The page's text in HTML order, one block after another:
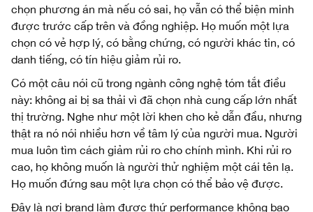
chọn phương án mà nếu có sai, họ vẫn có thể biện minh
được trước cấp trên và đồng nghiệp. Họ muốn một lựa
chọn có vẻ hợp lý, có bằng chứng, có người khác tin, có
danh tiếng, có tín hiệu giảm rủi ro.
Có một câu nói cũ trong ngành công nghệ tóm tắt điều
này: không ai bị sa thải vì đã chọn nhà cung cấp lớn nhất
thị trường. Nghe như một lời khen cho kẻ dẫn đầu, nhưng
thật ra nó nói nhiều hơn về tâm lý của người mua. Người
mua luôn tìm cách giảm rủi ro cho chính mình. Khi rủi ro
cao, họ không muốn là người thử nghiệm một cái tên lạ.
Họ muốn đứng sau một lựa chọn có thể bảo vệ được.
Đây là nơi brand làm được thứ performance không bao